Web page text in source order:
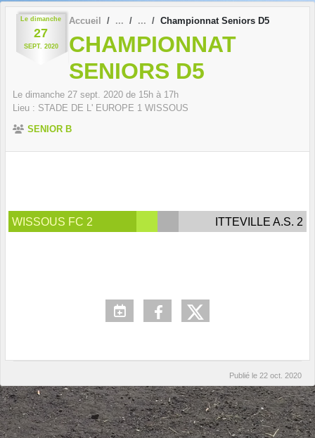
Le dimanche
27
SEPT. 2020
Accueil Championnat Seniors D5
CHAMPIONNAT
SENIORS D5
Le dimanche 27 sept. 2020 de 15h à 17h
Lieu : STADE DE L' EUROPE 1 WISSOUS
SENIOR B
WISSOUS FC 2 ITTEVILLE A.S. 2
Publié le 22 oct. 2020